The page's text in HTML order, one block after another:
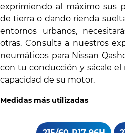
exprimiendo al máximo sus
de tierra o dando rienda
entornos urbanos,
otras. Consulta a nuestros
neumáticos para Nissan
con tu conducción y sácale
capacidad de su motor.
Medidas más utilizadas